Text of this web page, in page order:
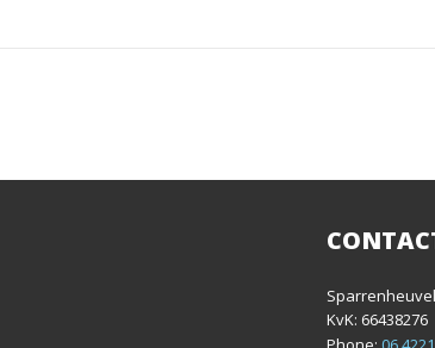
KvK: 66438276